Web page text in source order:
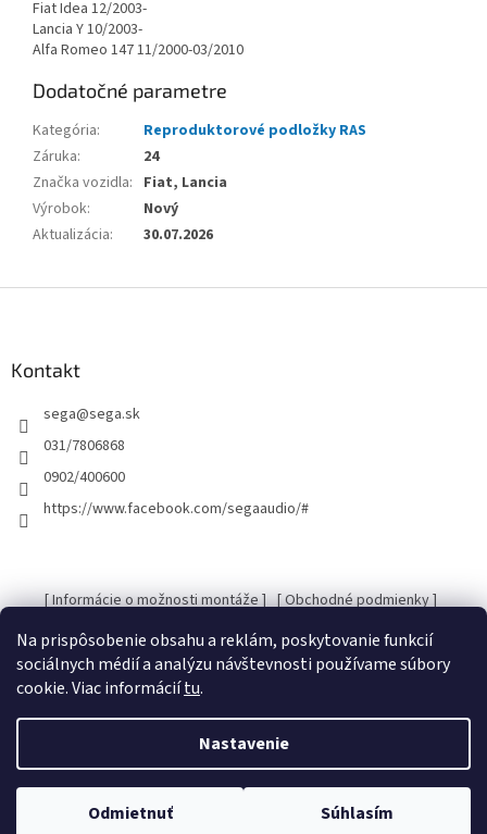
Na prispôsobenie obsahu a reklám, poskytovanie funkcií
sociálnych médií a analýzu návštevnosti používame súbory
cookie. Viac informáciítu.
Nastavenie
Odmietnuť Súhlasím
Fiat Idea 12/2003-
Lancia Y 10/2003-
Alfa Romeo 147 11/2000-03/2010
Dodatočné parametre
Kategória:
Reproduktorové podložky RAS
Záruka:
24
Značka vozidla: Fiat, Lancia
Výrobok:
Nový
Aktualizácia: 30.07.2026
Kontakt
sega@sega.sk
031/7806868
0902/400600
https://www.facebook.com/segaaudio/#
[ Informácie o možnosti montáže ] [ Obchodné podmienky ]
Copyright 2026SEGA Audio. Všetky práva vyhradené.Upraviť